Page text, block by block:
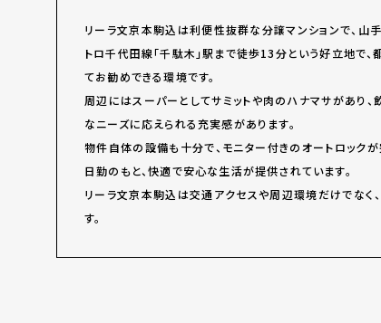
リーラ文京本駒込は利便性抜群な分譲マンションで、山
トロ千代田線「千駄木」駅まで徒歩13分という好立地で
てお勧めできる環境です。
周辺にはスーパーとしてサミットや肉のハナマサがあり
なニーズに応えられる充実感があります。
物件自体の設備も十分で、モニター付きのオートロック
日勤のもと、快適で安心な生活が提供されています。
リーラ文京本駒込は交通アクセスや周辺環境だけでなく
す。